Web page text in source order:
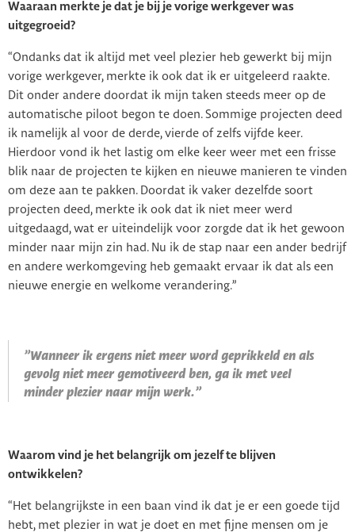
Waaraan merkte je dat je bij je vorige werkgever was
uitgegroeid?
“Ondanks dat ik altijd met veel plezier heb gewerkt bij mijn
vorige werkgever, merkte ik ook dat ik er uitgeleerd raakte.
Dit onder andere doordat ik mijn taken steeds meer op de
automatische piloot begon te doen. Sommige projecten deed
ik namelijk al voor de derde, vierde of zelfs vijfde keer.
Hierdoor vond ik het lastig om elke keer weer met een frisse
blik naar de projecten te kijken en nieuwe manieren te vinden
om deze aan te pakken. Doordat ik vaker dezelfde soort
projecten deed, merkte ik ook dat ik niet meer werd
uitgedaagd, wat er uiteindelijk voor zorgde dat ik het gewoon
minder naar mijn zin had. Nu ik de stap naar een ander bedrijf
en andere werkomgeving heb gemaakt ervaar ik dat als een
nieuwe energie en welkome verandering.”
”Wanneer ik ergens niet meer word geprikkeld en als
gevolg niet meer gemotiveerd ben, ga ik met veel
minder plezier naar mijn werk.”
Waarom vind je het belangrijk om jezelf te blijven
ontwikkelen?
“Het belangrijkste in een baan vind ik dat je er een goede tijd
hebt, met plezier in wat je doet en met fijne mensen om je